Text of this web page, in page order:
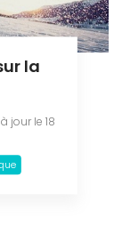
la
jour le 18